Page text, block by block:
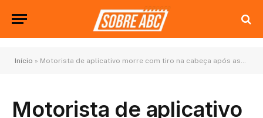
Início » Motorista de aplicativo morre com tiro na cabeça após assalto em SBC
Motorista de aplicativo